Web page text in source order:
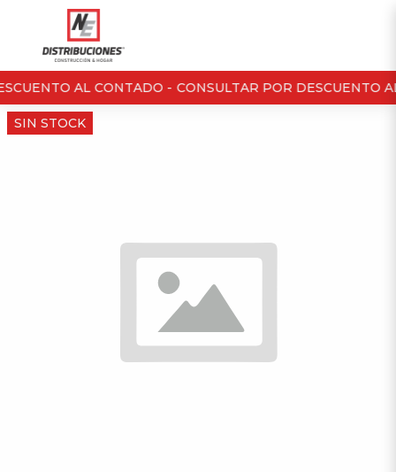
AL CONTADO - CONSULTAR POR DESCUENTO
SIN STOCK